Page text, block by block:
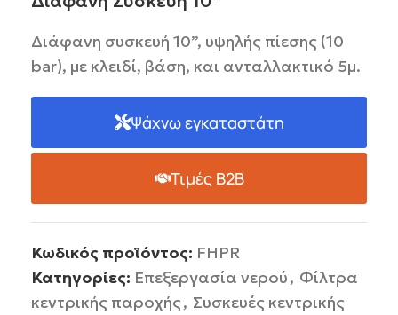
Διάφανη συσκευή 10”, υψηλής πίεσης (10
bar), με κλειδί, βάση, και ανταλλακτικό 5μ.
Ψάχνω εγκαταστάτη
Τιμές B2B
Κωδικός προϊόντος: FHPR
Κατηγορίες: Επεξεργασία νερού, Φίλτρα
κεντρικής παροχής, Συσκευές κεντρικής